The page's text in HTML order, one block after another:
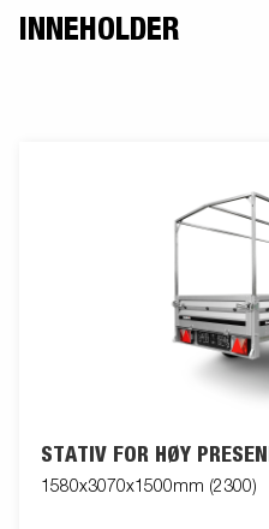
INNEHOLDER
STATIV FOR HØY
1580x3070x1500mm (2300)